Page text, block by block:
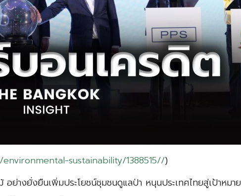
sustainability/1388515//)
ย่างยั่งยืนเพิ่มประโยชน์ชุมชนดูแลป่า หนุนประเทศไทยสู่เป้าหม